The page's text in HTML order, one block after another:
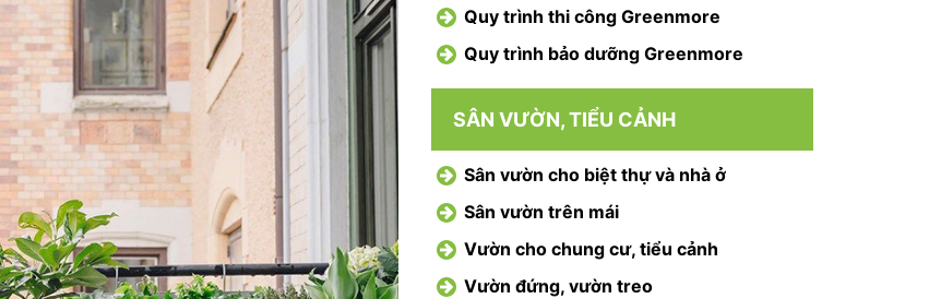
Quy trình thi công Greenmore
Quy trình bảo dưỡng Greenmore
SÂN VƯỜN, TIỂU CẢNH
Sân vườn cho biệt thự và nhà ở
Sân vườn trên mái
Vườn cho chung cư, tiểu cảnh
Vườn đứng, vườn treo